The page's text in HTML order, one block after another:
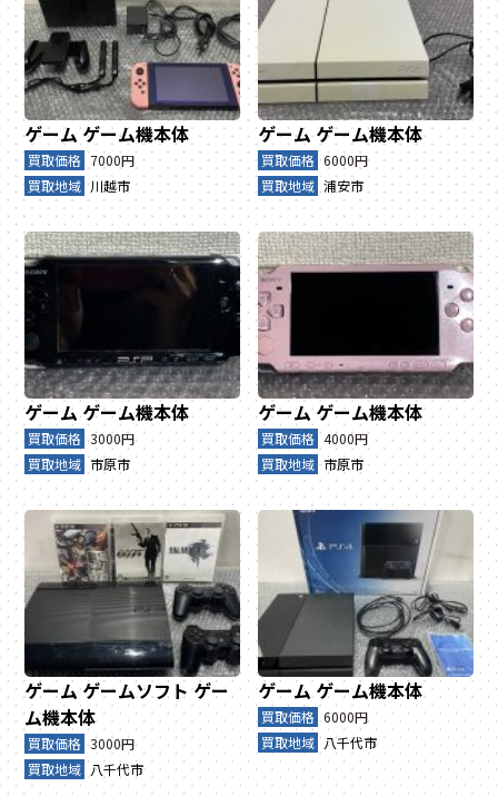
ゲーム ゲーム機本体
買取価格 7000円
買取地域 川越市
ゲーム ゲーム機本体
買取価格 6000円
買取地域 浦安市
ゲーム ゲーム機本体
買取価格 3000円
買取地域 市原市
ゲーム ゲーム機本体
買取価格 4000円
買取地域 市原市
ゲーム ゲームソフト ゲー
ム機本体
買取価格 3000円
買取地域 八千代市
ゲーム ゲーム機本体
買取価格 6000円
買取地域 八千代市